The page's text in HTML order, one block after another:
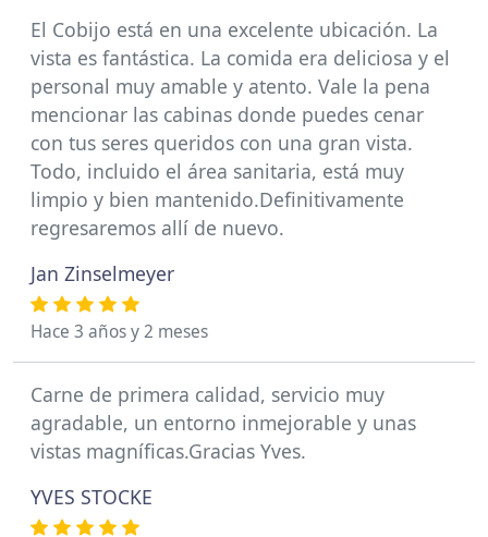
El Cobijo está en una excelente ubicación. La
vista es fantástica. La comida era deliciosa y el
personal muy amable y atento. Vale la pena
mencionar las cabinas donde puedes cenar
con tus seres queridos con una gran vista.
Todo, incluido el área sanitaria, está muy
limpio y bien mantenido.Definitivamente
regresaremos allí de nuevo.
Jan Zinselmeyer
Hace 3 años y 2 meses
Carne de primera calidad, servicio muy
agradable, un entorno inmejorable y unas
vistas magníficas.Gracias Yves.
YVES STOCKE